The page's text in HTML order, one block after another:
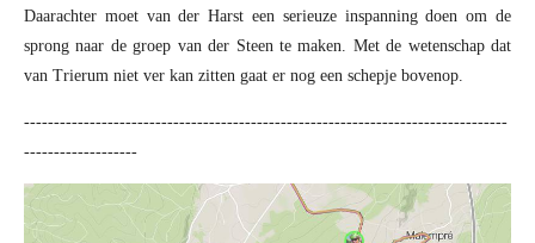
Daarachter moet van der Harst een serieuze inspanning doen om de
sprong naar de groep van der Steen te maken. Met de wetenschap dat
van Trierum niet ver kan zitten gaat er nog een schepje bovenop.
---------------------------------------------------------------------------------
-------------------